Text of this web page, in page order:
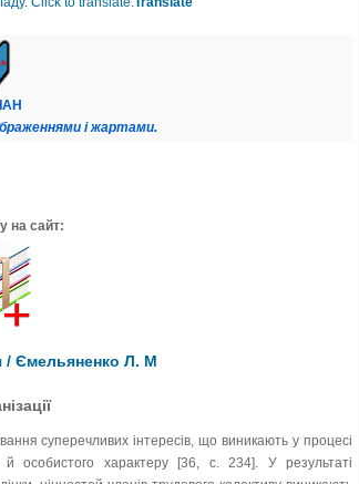
і жартами.
на сайт:
/ Ємельяненко Л. М
суперечливих інтересів, що виникають у процесі
особистого характеру [36, с. 234]. У результаті